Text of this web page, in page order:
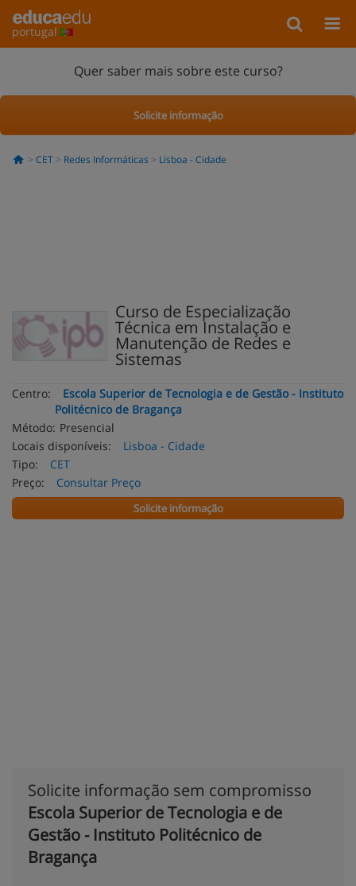
portugal
Quer saber mais sobre este curso?
Solicite informação
CET Redes Informáticas Lisboa - Cidade
Curso de Especialização
Técnica em Instalação e
Manutenção de Redes e
Sistemas
Centro:
Escola Superior de Tecnologia e de Gestão - Instituto
Politécnico de Bragança
Método: Presencial
Locais disponíveis:
Lisboa - Cidade
Tipo:
CET
Preço:
Consultar Preço
Solicite informação
Solicite informação sem compromisso
Escola Superior de Tecnologia e de
Gestão - Instituto Politécnico de
Bragança